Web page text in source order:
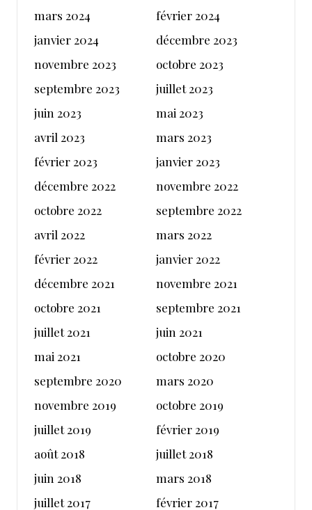
mars 2024
février 2024
janvier 2024
décembre 2023
novembre 2023
octobre 2023
septembre 2023
juillet 2023
juin 2023
mai 2023
avril 2023
mars 2023
février 2023
janvier 2023
décembre 2022
novembre 2022
octobre 2022
septembre 2022
avril 2022
mars 2022
février 2022
janvier 2022
décembre 2021
novembre 2021
octobre 2021
septembre 2021
juillet 2021
juin 2021
mai 2021
octobre 2020
septembre 2020
mars 2020
novembre 2019
octobre 2019
juillet 2019
février 2019
août 2018
juillet 2018
juin 2018
mars 2018
juillet 2017
février 2017